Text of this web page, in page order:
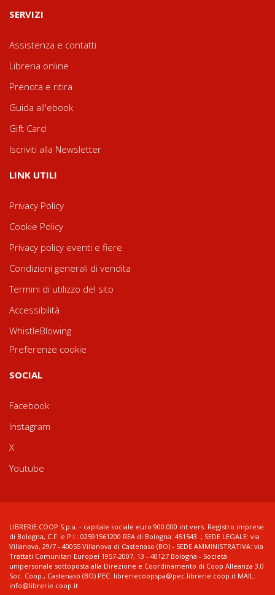
SERVIZI
Assistenza e contatti
Libreria online
Prenota e ritira
Guida all'ebook
Gift Card
Iscriviti alla Newsletter
LINK UTILI
Privacy Policy
Cookie Policy
Privacy policy eventi e fiere
Condizioni generali di vendita
Termini di utilizzo del sito
Accessibilità
WhistleBlowing
Preferenze cookie
SOCIAL
Facebook
Instagram
X
Youtube
LIBRERIE.COOP S.p.a. - capitale sociale euro 900.000 int.vers. Registro imprese
di Bologna, C.F. e P.I.: 02591561200 REA di Bologna: 451543 ; SEDE LEGALE: via
Villanova, 29/7 - 40055 Villanova di Castenaso (BO) - SEDE AMMINISTRATIVA: via
Trattati Comunitari Europei 1957-2007, 13 - 40127 Bologna - Società
unipersonale sottoposta alla Direzione e Coordinamento di Coop Alleanza 3.0
Soc. Coop., Castenaso (BO) PEC: libreriecoopspa@pec.librerie.coop.it MAIL:
info@librerie.coop.it